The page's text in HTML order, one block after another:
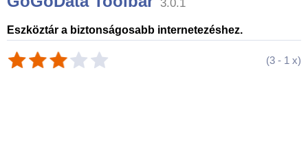
3.0.1
Eszköztár a biztonságosabb internetezéshez.
(3 - 1 x)